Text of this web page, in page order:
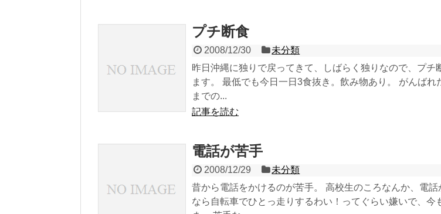
プチ断食
2008/12/30
未分類
昨日沖縄に独りで戻ってきて、しばらく独りなので、プチ
ます。 最低でも今日一日3食抜き。飲み物あり。 がんばれ
までの...
記事を読む
電話が苦手
2008/12/29
未分類
昔から電話をかけるのが苦手。 高校生のころなんか、電話
なら自転車でひとっ走りするわい！ってぐらい嫌いで、今